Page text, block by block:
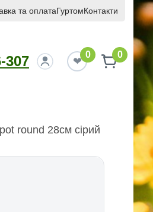
та оплатаГуртомКонтакти
307 0 0
round 28cм сірий